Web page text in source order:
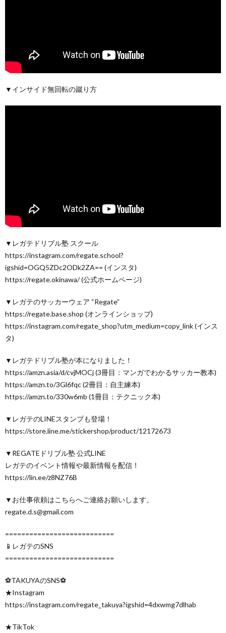
▼インサイド無回転の蹴り方
▼レガテドリブル塾 スクール
https://instagram.com/regate.school?
igshid=OGQ5ZDc2ODk2ZA== (インスタ)
https://regate.okinawa/ (公式ホームページ)
▼レガテのサッカーウェア “Regate”
https://regate.base.shop (オンラインショップ)
https://instagram.com/regate_shop?utm_medium=copy_link (インス
タ)
▼レガテドリブル塾が本になりました！
https://amzn.asia/d/cvjMOCj (3冊目：マンガでわかるサッカー教本)
https://amzn.to/3Gl6fqc (2冊目：自主練本)
https://amzn.to/330w6mb (1冊目：テクニック本)
▼レガテのLINEスタンプも登場！
https://store.line.me/stickershop/product/12172673
▼REGATEドリブル塾 公式LINE
レガテのイベント情報や最新情報を配信！
https://lin.ee/z8NZ76B
▼お仕事依頼はこちらへご連絡お願いします。
regate.d.s@gmail.com
===========================
📱レガテのSNS
===========================
⚽️TAKUYAのSNS⚽️
★Instagram
https://instagram.com/regate_takuya?igshid=4dxwmg7dlhab
★TikTok